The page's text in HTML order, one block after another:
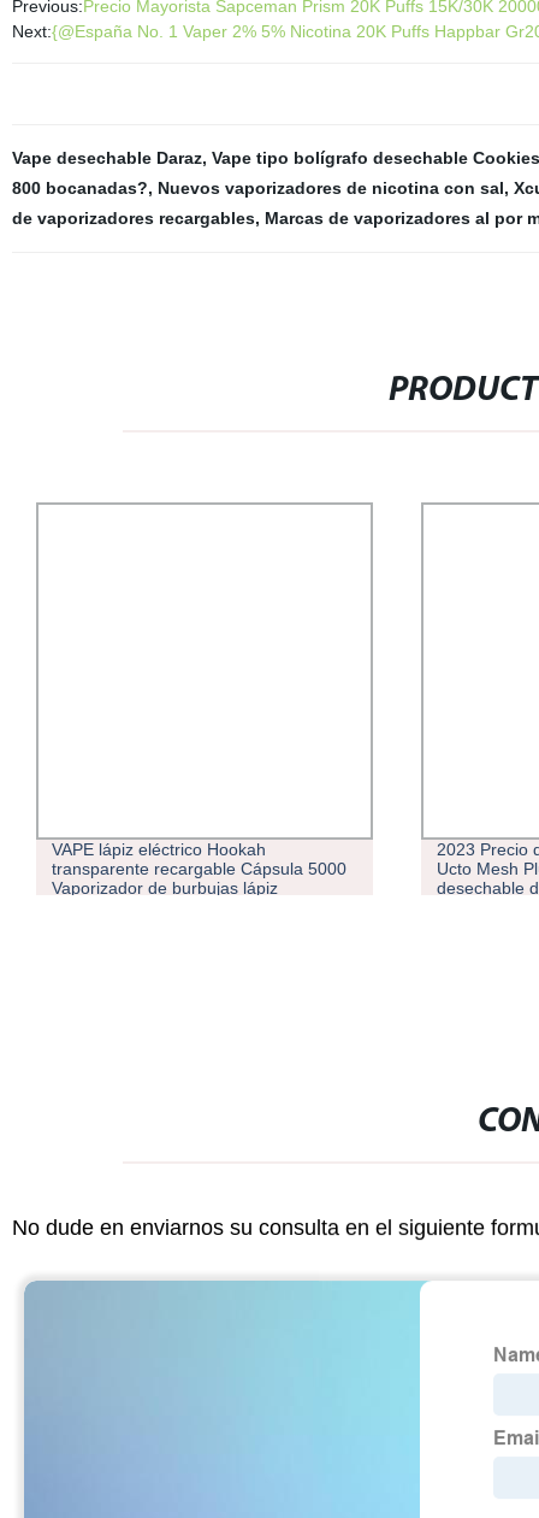
Previous:Precio Mayorista Sapceman Prism 20K Puffs 15K/30K
Next:{@España No. 1 Vaper 2% 5% Nicotina 20K Puffs Happbar
Vape desechable Daraz, Vape tipo bolígrafo desechable
800 bocanadas?, Nuevos vaporizadores de nicotina con sal,
de vaporizadores recargables, Marcas de vaporizadores al por
VAPE lápiz eléctrico Hookah
transparente recargable Cápsula 5000
Vaporizador de burbujas lápiz
2023 Precio
Ucto Mesh
desechable
No dude en enviarnos su consulta en el siguiente